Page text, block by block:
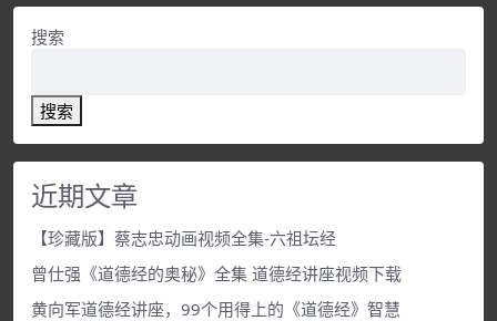
搜索
搜索
近期文章
【珍藏版】蔡志忠动画视频全集-六祖坛经
曾仕强《道德经的奥秘》全集 道德经讲座视频下载
黄向军道德经讲座，99个用得上的《道德经》智慧